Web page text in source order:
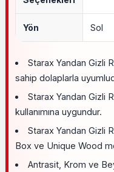
Yön Sol
Starax Yandan Gizli
sahip dolaplarla
Starax Yandan Gizli
kullanımına uygundur.
Starax Yandan Gizli
Box ve Unique Wood
Antrasit, Krom ve